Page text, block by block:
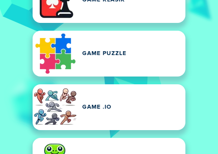
GAME PUZZLE
GAME .IO